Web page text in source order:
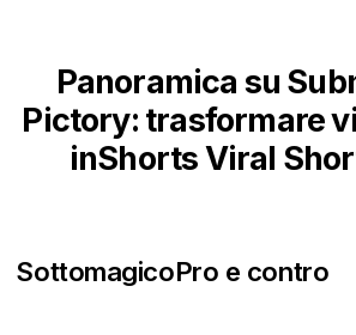
Panoramica su
Pictory: trasformare
inShorts Viral
SottomagicoPro e contro